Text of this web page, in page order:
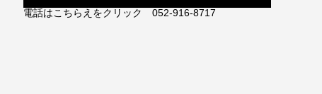
電話はこちらえをクリック 052-916-8717